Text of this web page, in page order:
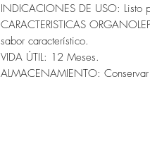
INDICACIONES DE USO: Listo
CARACTERISTICAS
sabor característico.
VIDA ÚTIL: 12 Meses.
ALMACENAMIENTO: